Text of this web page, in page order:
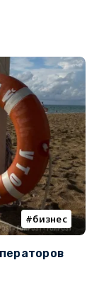
бизнес